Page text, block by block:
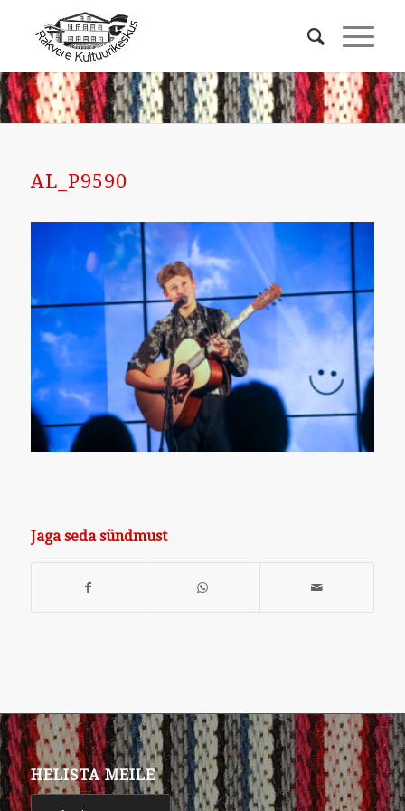
AL_P9590
Jaga seda sündmust
HELISTA MEILE